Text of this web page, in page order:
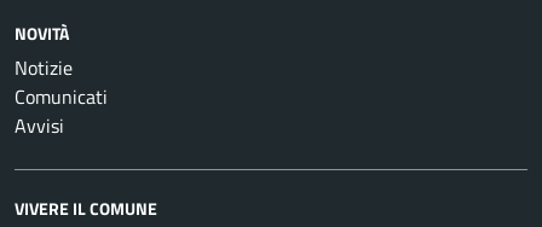
NOVITÀ
Notizie
Comunicati
Avvisi
VIVERE IL COMUNE